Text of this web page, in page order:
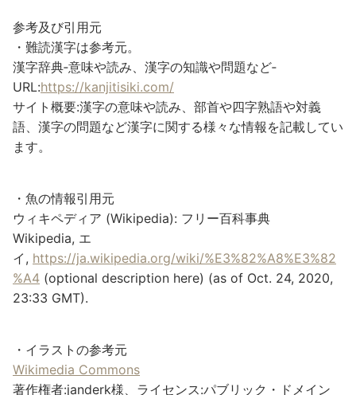
参考及び引用元
・難読漢字は参考元。
漢字辞典‐意味や読み、漢字の知識や問題など‐
URL:https://kanjitisiki.com/
サイト概要:漢字の意味や読み、部首や四字熟語や対義
語、漢字の問題など漢字に関する様々な情報を記載してい
ます。
・魚の情報引用元
ウィキペディア (Wikipedia): フリー百科事典
Wikipedia, エ
イ, https://ja.wikipedia.org/wiki/%E3%82%A8%E3%82
%A4 (optional description here) (as of Oct. 24, 2020,
23:33 GMT).
・イラストの参考元
Wikimedia Commons
著作権者:janderk様、ライセンス:パブリック・ドメイン